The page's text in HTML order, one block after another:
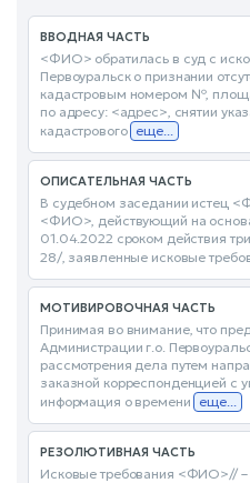
ВВОДНАЯ ЧАСТЬ
<ФИО> обратилась в суд с
Первоуральск о признании
кадастровым номером №,
по адресу: <адрес>, снятии
кадастрового еще...
ОПИСАТЕЛЬНАЯ ЧАСТЬ
В судебном заседании истец
<ФИО>, действующий на
01.04.2022 сроком действия
28/, заявленные исковые
МОТИВИРОВОЧНАЯ ЧАСТЬ
Принимая во внимание, что
Администрации г.о.
рассмотрения дела путем
заказной корреспонденцией с
информация о времени еще...
РЕЗОЛЮТИВНАЯ ЧАСТЬ
Исковые требования <ФИО>// –